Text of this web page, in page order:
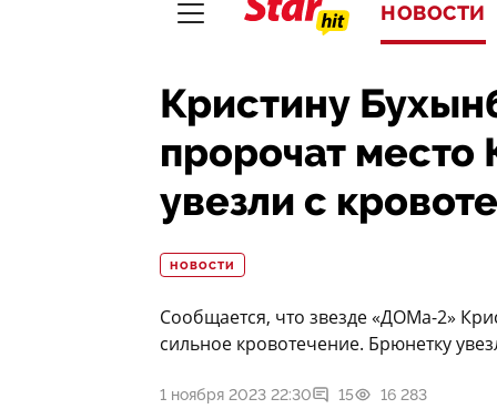
НОВОСТИ
Кристину
пророчат
увезли с
НОВОСТИ
Сообщается, что звезде «ДОМа-2»
сильное кровотечение. Брюнетку
1 ноября 2023 22:30 15 16 283